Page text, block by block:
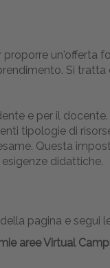
Si tratta
e per il
tipologie di
Questa
didattiche.
pagina e segui
aree Virtual